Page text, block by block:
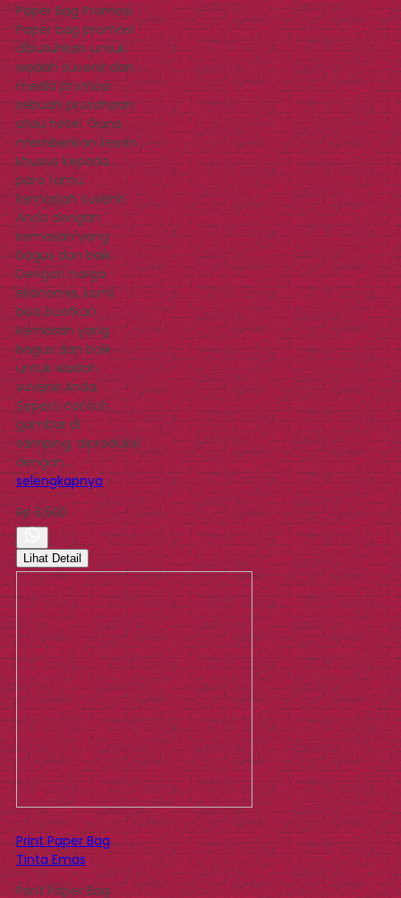
Paper Bag Promosi
Paper bag promosi
dibutuhkan untuk
wadah suvenir dan
media promosi
sebuah prusahaan
atau hotel. Guna
memberikan kesan
khusus kepada
para tamu,
kemaslah suvenir
Anda dengan
kemasan yang
bagus dan baik.
Dengan harga
ekonomis, kami
bisa buatkan
kemasan yang
bagus dan baik
untuk wadah
suvenir Anda.
Seperti contoh
gambar di
samping, diproduksi
dengan…
selengkapnya
Rp 6.500
Lihat Detail
Print Paper Bag
Tinta Emas
Print Paper Bag